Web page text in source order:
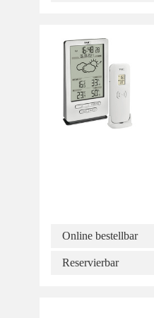
Online bestellbar
Reservierbar